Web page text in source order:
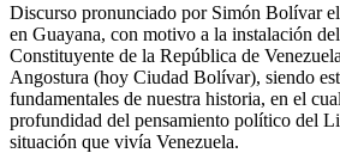
Discurso pronunciado por Simón Bolívar
en Guayana, con motivo a la instalación
Constituyente de la República de
Angostura (hoy Ciudad Bolívar), siendo
fundamentales de nuestra historia, en el
profundidad del pensamiento político del
situación que vivía Venezuela.